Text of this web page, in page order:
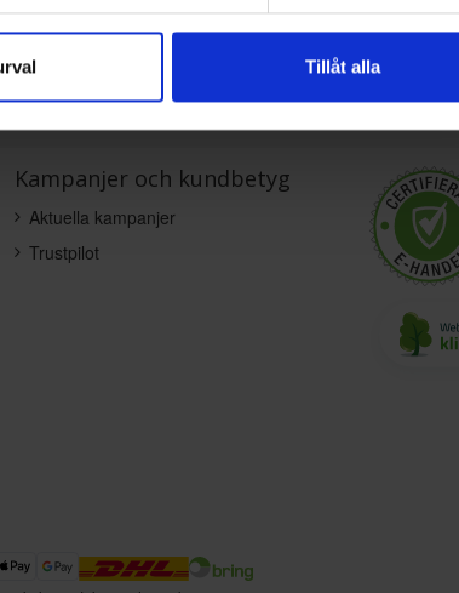
Tillåt alla
Kampanjer och kundbetyg
Aktuella kampanjer
Trustpilot